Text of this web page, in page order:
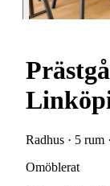
Radhus · 5 rum
Omöblerat